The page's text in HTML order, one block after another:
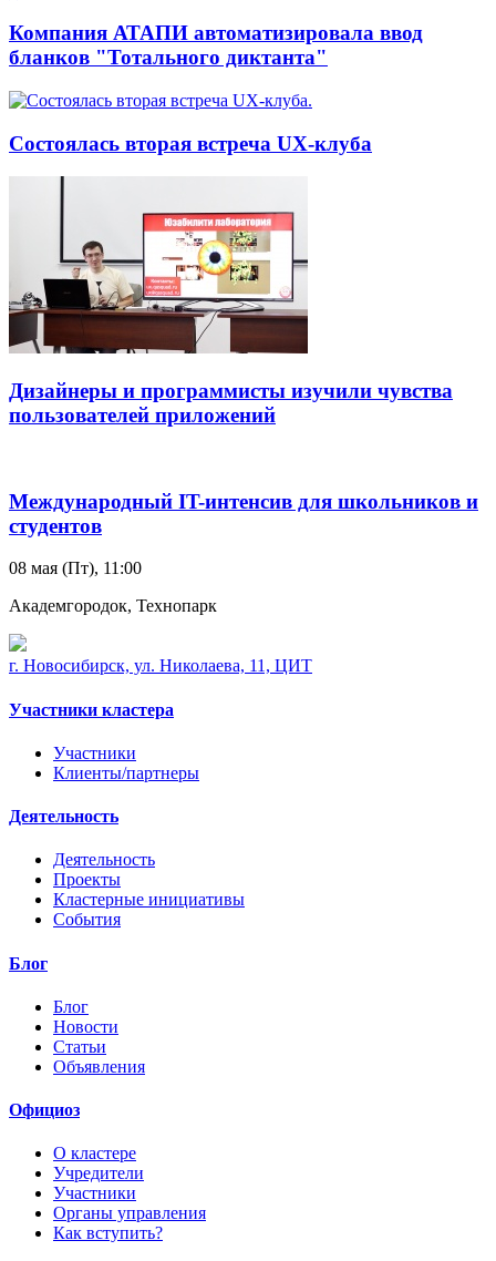
Компания АТАПИ автоматизировала ввод
бланков "Тотального диктанта"
Состоялась вторая встреча UX-клуба
Дизайнеры и программисты изучили чувства
пользователей приложений
Международный IT-интенсив для школьников и
студентов
08 мая (Пт), 11:00
Академгородок, Технопарк
г. Новосибирск, ул. Николаева, 11, ЦИТ
Участники кластера
Участники
Клиенты/партнеры
Деятельность
Деятельность
Проекты
Кластерные инициативы
События
Блог
Блог
Новости
Статьи
Объявления
Официоз
О кластере
Учредители
Участники
Органы управления
Как вступить?